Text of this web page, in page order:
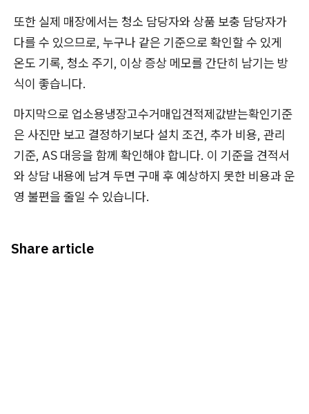
또한 실제 매장에서는 청소 담당자와 상품 보충 담당자가
다를 수 있으므로, 누구나 같은 기준으로 확인할 수 있게
온도 기록, 청소 주기, 이상 증상 메모를 간단히 남기는 방
식이 좋습니다.
마지막으로 업소용냉장고수거매입견적제값받는확인기준
은 사진만 보고 결정하기보다 설치 조건, 추가 비용, 관리
기준, AS 대응을 함께 확인해야 합니다. 이 기준을 견적서
와 상담 내용에 남겨 두면 구매 후 예상하지 못한 비용과 운
영 불편을 줄일 수 있습니다.
Share article